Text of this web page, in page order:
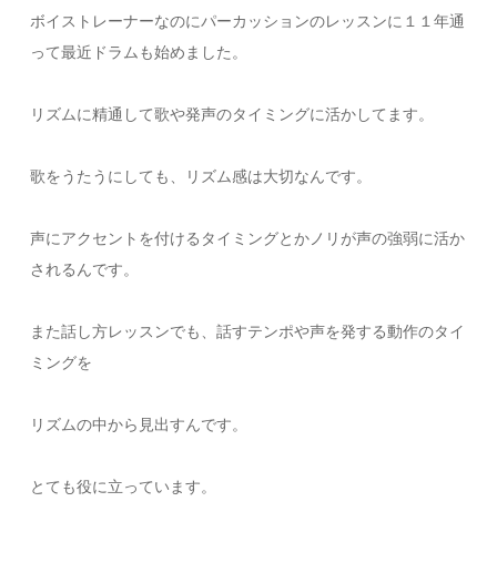
ボイストレーナーなのにパーカッションのレッスンに１１年通
って最近ドラムも始めました。
リズムに精通して歌や発声のタイミングに活かしてます。
歌をうたうにしても、リズム感は大切なんです。
声にアクセントを付けるタイミングとかノリが声の強弱に活か
されるんです。
また話し方レッスンでも、話すテンポや声を発する動作のタイ
ミングを
リズムの中から見出すんです。
とても役に立っています。